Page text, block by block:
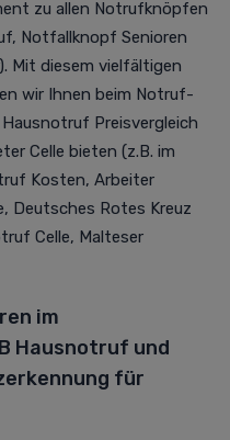
zu allen Notrufknöpfen
Notfallknopf Senioren
Mit diesem vielfältigen
wir Ihnen beim Notruf-
Preisvergleich
Celle bieten (z.B. im
Kosten, Arbeiter
Deutsches Rotes Kreuz
Celle, Malteser
im
Hausnotruf und
für